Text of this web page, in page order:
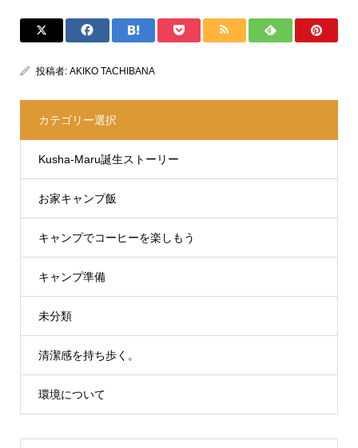
投稿者: AKIKO TACHIBANA
カテゴリー選択
Kusha-Maru誕生ストーリー
お家キャンプ飯
キャンプでコーヒーを楽しもう
キャンプ準備
未分類
清潔感を持ち歩く。
環境について